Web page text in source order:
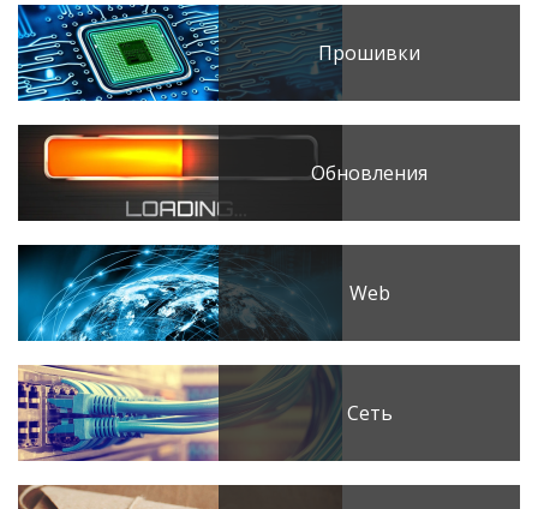
Прошивки
Обновления
Web
Сеть